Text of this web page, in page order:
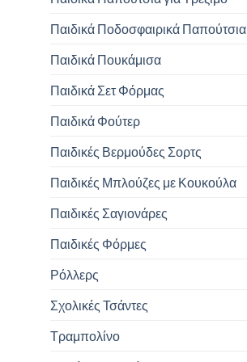
Παιδικά Ποδοσφαιρικά Παπούτσια
Παιδικά Πουκάμισα
Παιδικά Σετ Φόρμας
Παιδικά Φούτερ
Παιδικές Βερμούδες Σορτς
Παιδικές Μπλούζες με Κουκούλα
Παιδικές Σαγιονάρες
Παιδικές Φόρμες
Ρόλλερς
Σχολικές Τσάντες
Τραμπολίνο